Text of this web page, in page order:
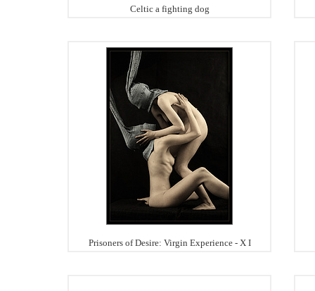
Celtic a fighting dog
Prisoners of Desire: Virgin Experience - X I